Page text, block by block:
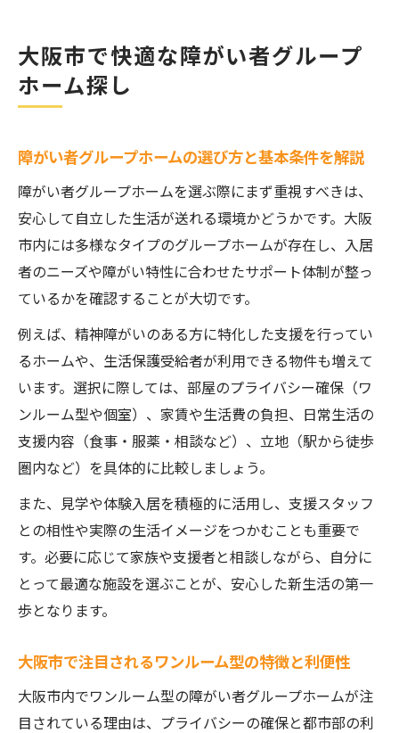
精神障がいに配慮したグループホーム選定
の重要性
障がい者グループホームで叶うワンルーム
の快適な生活
マンション型など多様な住環境の違いと選
び方
ホームの利点
生活保護受給者が利用しやすいワンルーム
の特徴
精神障がいの方にも安心な住まい環境を徹
底解説
障がい者グループホームの生活保護対応ポ
イント
家賃や生活費を踏まえたグループホーム選
定法
イプ
精神障がい者向け支援が充実した住まい選
び
大阪市で快適な障がい者グループ
ホーム探し
障がい者グループホームの選び方と基本条件を解説
障がい者グループホームを選ぶ際にまず重視すべきは、
安心して自立した生活が送れる環境かどうかです。大阪
市内には多様なタイプのグループホームが存在し、入居
者のニーズや障がい特性に合わせたサポート体制が整っ
ているかを確認することが大切です。
例えば、精神障がいのある方に特化した支援を行ってい
るホームや、生活保護受給者が利用できる物件も増えて
います。選択に際しては、部屋のプライバシー確保（ワ
ンルーム型や個室）、家賃や生活費の負担、日常生活の
支援内容（食事・服薬・相談など）、立地（駅から徒歩
圏内など）を具体的に比較しましょう。
また、見学や体験入居を積極的に活用し、支援スタッフ
との相性や実際の生活イメージをつかむことも重要で
す。必要に応じて家族や支援者と相談しながら、自分に
とって最適な施設を選ぶことが、安心した新生活の第一
歩となります。
大阪市で注目されるワンルーム型の特徴と利便性
大阪市内でワンルーム型の障がい者グループホームが注
目されている理由は、プライバシーの確保と都市部の利